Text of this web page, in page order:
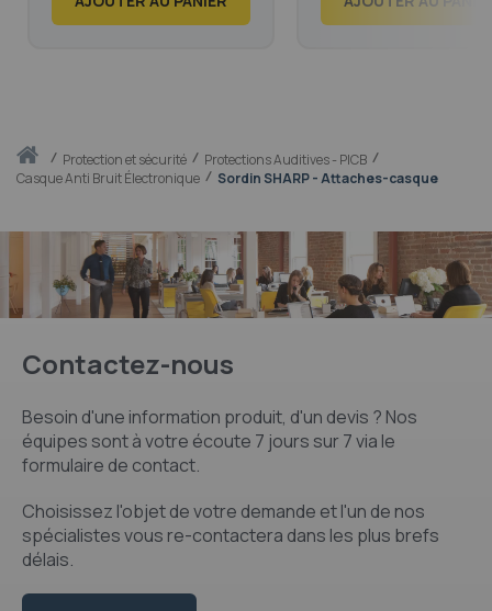
Accueilprotection et sécurité
Protections Auditives - PICB
Casque Anti Bruit Électronique
Sordin SHARP - Attaches-casque
Contactez-nous
Besoin d'une information produit, d'un devis ? Nos
équipes sont à votre écoute 7 jours sur 7 via le
formulaire de contact.
Choisissez l'objet de votre demande et l'un de nos
spécialistes vous re-contactera dans les plus brefs
délais.